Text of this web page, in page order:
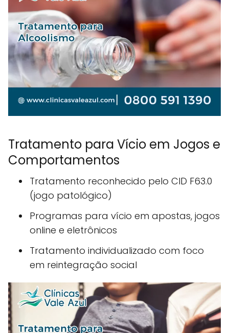
Tratamento para Vício em Jogos e
Comportamentos
Tratamento reconhecido pelo CID F63.0
(jogo patológico)
Programas para vício em apostas, jogos
online e eletrônicos
Tratamento individualizado com foco
em reintegração social